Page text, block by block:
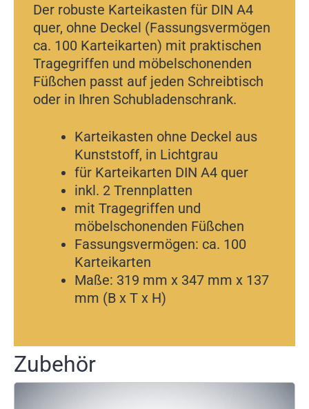
Der robuste Karteikasten für DIN A4
quer, ohne Deckel (Fassungsvermögen
ca. 100 Karteikarten) mit praktischen
Tragegriffen und möbelschonenden
Füßchen passt auf jeden Schreibtisch
oder in Ihren Schubladenschrank.
Karteikasten ohne Deckel aus
Kunststoff, in Lichtgrau
für Karteikarten DIN A4 quer
inkl. 2 Trennplatten
mit Tragegriffen und
möbelschonenden Füßchen
Fassungsvermögen: ca. 100
Karteikarten
Maße: 319 mm x 347 mm x 137
mm (B x T x H)
Zubehör